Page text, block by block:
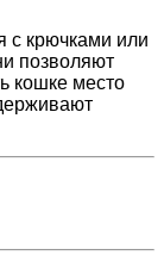
с крючками или
позволяют
кошке место